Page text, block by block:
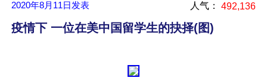
2020年8月11日 发表 人气： 492,136
疫情下 一位在美中国留学生的抉择(图)